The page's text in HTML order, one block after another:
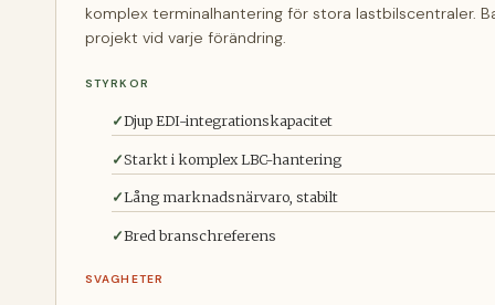
komplex terminalhantering för stora lastbilscentraler.
projekt vid varje förändring.
STYRKOR
Djup EDI-integrations­kapacitet
Starkt i komplex LBC-hantering
Lång marknadsnärvaro, stabilt
Bred branschreferens
SVAGHETER